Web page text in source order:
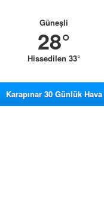
Güneşli
28°
Hissedilen 33°
Karapınar 30 Günlük